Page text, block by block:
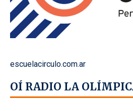
escuelacirculo.com.ar
OÍ RADIO LA